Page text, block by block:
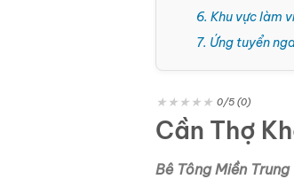
6. Khu vực làm
7. Ứng tuyển
★ ★ ★ ★ ★ 0/5 (0)
Cần Thợ
Bê Tông Miền Trung